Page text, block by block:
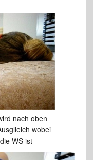
nach oben
wobei
WS ist